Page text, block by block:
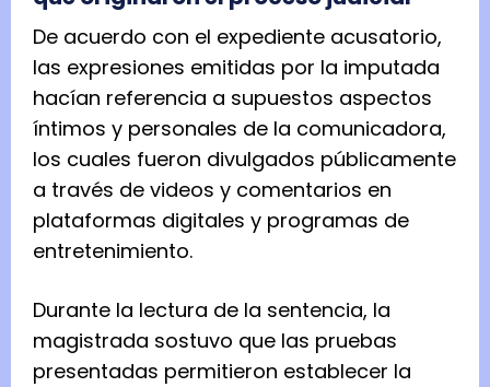
De acuerdo con el expediente acusatorio,
las expresiones emitidas por la imputada
hacían referencia a supuestos aspectos
íntimos y personales de la comunicadora,
los cuales fueron divulgados públicamente
a través de videos y comentarios en
plataformas digitales y programas de
entretenimiento.
Durante la lectura de la sentencia, la
magistrada sostuvo que las pruebas
presentadas permitieron establecer la